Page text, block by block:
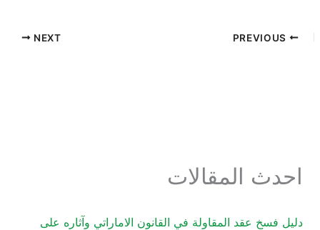
NEXT
احدث المقالات
دليل فسخ عقد المقاولة في القانون الاماراتي وآثاره على